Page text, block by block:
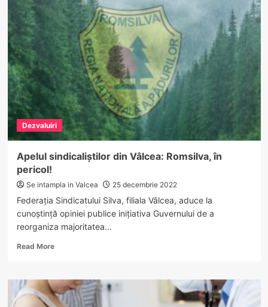
de
solicitări
Ambulanță
SMURD,
de
Crăciun
Dezvaluiri
Apelul sindicaliștilor din Vâlcea: Romsilva, în
pericol!
Se intampla in Valcea 25 decembrie 2022
Federația Sindicatului Silva, filiala Vâlcea, aduce la
cunoștință opiniei publice inițiativa Guvernului de a
reorganiza majoritatea...
Read MoreRead
Apelul
sindicaliștilor
din